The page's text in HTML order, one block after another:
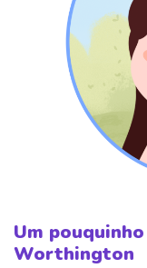
Um
Worthington